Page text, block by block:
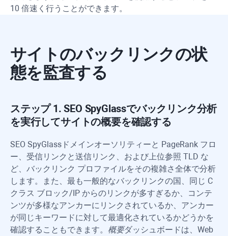
10 倍速く行うことができます。
サイトのバックリンクの状
態を監査する
ステップ 1.SEO SpyGlassでバックリンク分析
を実行してサイトの概要を確認する
SEO SpyGlass ドメインオーソリティーと PageRank フロ
ー、受信リンクと送信リンク、および上位参照 TLD な
ど、バックリンク プロファイルをその複雑さ全体で分析
します。また、最も一般的なバックリンクの国、同じ C
クラス ブロック/IP からのリンクが多すぎるか、コンテ
ンツが多様なアンカーにリンクされているか、アンカー
が同じキーワードに対して最適化されているかどうかを
確認することもできます。 概要ダッシュボードは、Web